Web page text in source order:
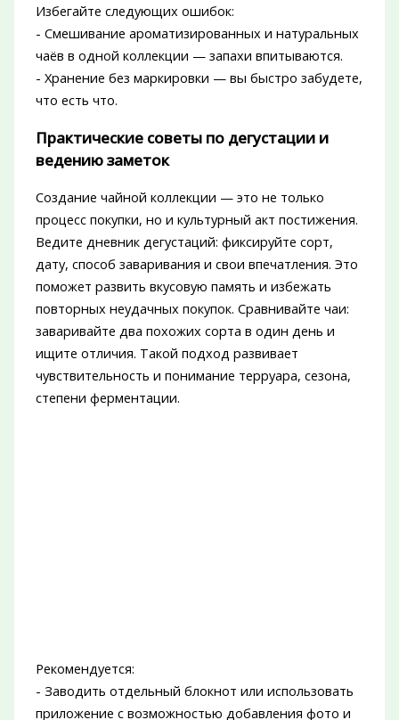
Избегайте следующих ошибок:
- Смешивание ароматизированных и натуральных
чаёв в одной коллекции — запахи впитываются.
- Хранение без маркировки — вы быстро забудете,
что есть что.
Практические советы по дегустации и
ведению заметок
Создание чайной коллекции — это не только
процесс покупки, но и культурный акт постижения.
Ведите дневник дегустаций: фиксируйте сорт,
дату, способ заваривания и свои впечатления. Это
поможет развить вкусовую память и избежать
повторных неудачных покупок. Сравнивайте чаи:
заваривайте два похожих сорта в один день и
ищите отличия. Такой подход развивает
чувствительность и понимание терруара, сезона,
степени ферментации.
Рекомендуется:
- Заводить отдельный блокнот или использовать
приложение с возможностью добавления фото и